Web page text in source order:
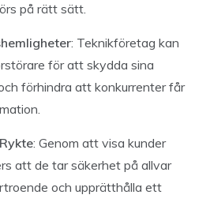
på rätt sätt.
: Teknikföretag kan
för att skydda sina
förhindra att konkurrenter får
: Genom att visa kunder
att de tar säkerhet på allvar
och upprätthålla ett